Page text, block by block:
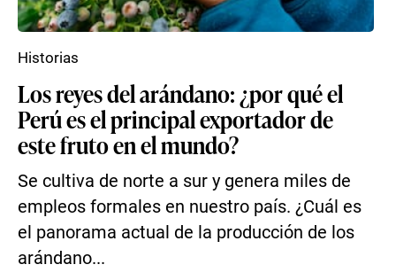
Los reyes del arándano: ¿por qué el
Perú es el principal exportador de
este fruto en el mundo?
Se cultiva de norte a sur y genera miles de
empleos formales en nuestro país. ¿Cuál es
el panorama actual de la producción de los
arándano...
Historias